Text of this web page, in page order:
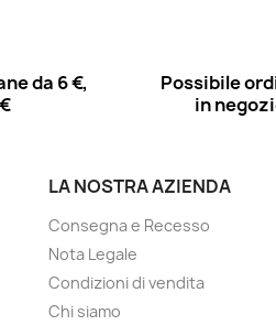
da 6 €,
Possibile
in
LA NOSTRA AZIENDA
Consegna e Recesso
Nota Legale
Condizioni di vendita
Chi siamo